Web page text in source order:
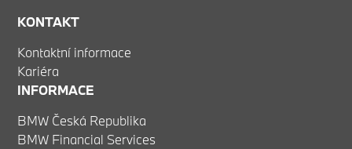
KONTAKT
Kontaktní informace
Kariéra
INFORMACE
BMW Česká Republika
BMW Financial Services